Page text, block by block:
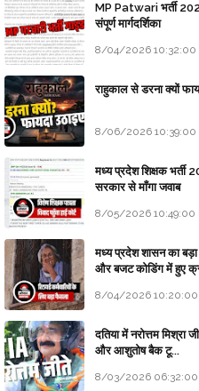
MP Patwari भर्ती
संपूर्ण मार्गदर्शिका
8/04/2026 10:32:00
राहुकाल से डरना क्यों
8/06/2026 10:39:00
मध्य प्रदेश शिक्षक भर्ती
सरकार से माँगा जवाब
8/05/2026 10:49:00
मध्य प्रदेश शासन का बड़ा
और बजट कोडिंग में हुए
8/04/2026 10:20:00
दतिया में नरोत्तम मिश्रा
और आशुतोष बैक टू...
8/03/2026 06:32:00